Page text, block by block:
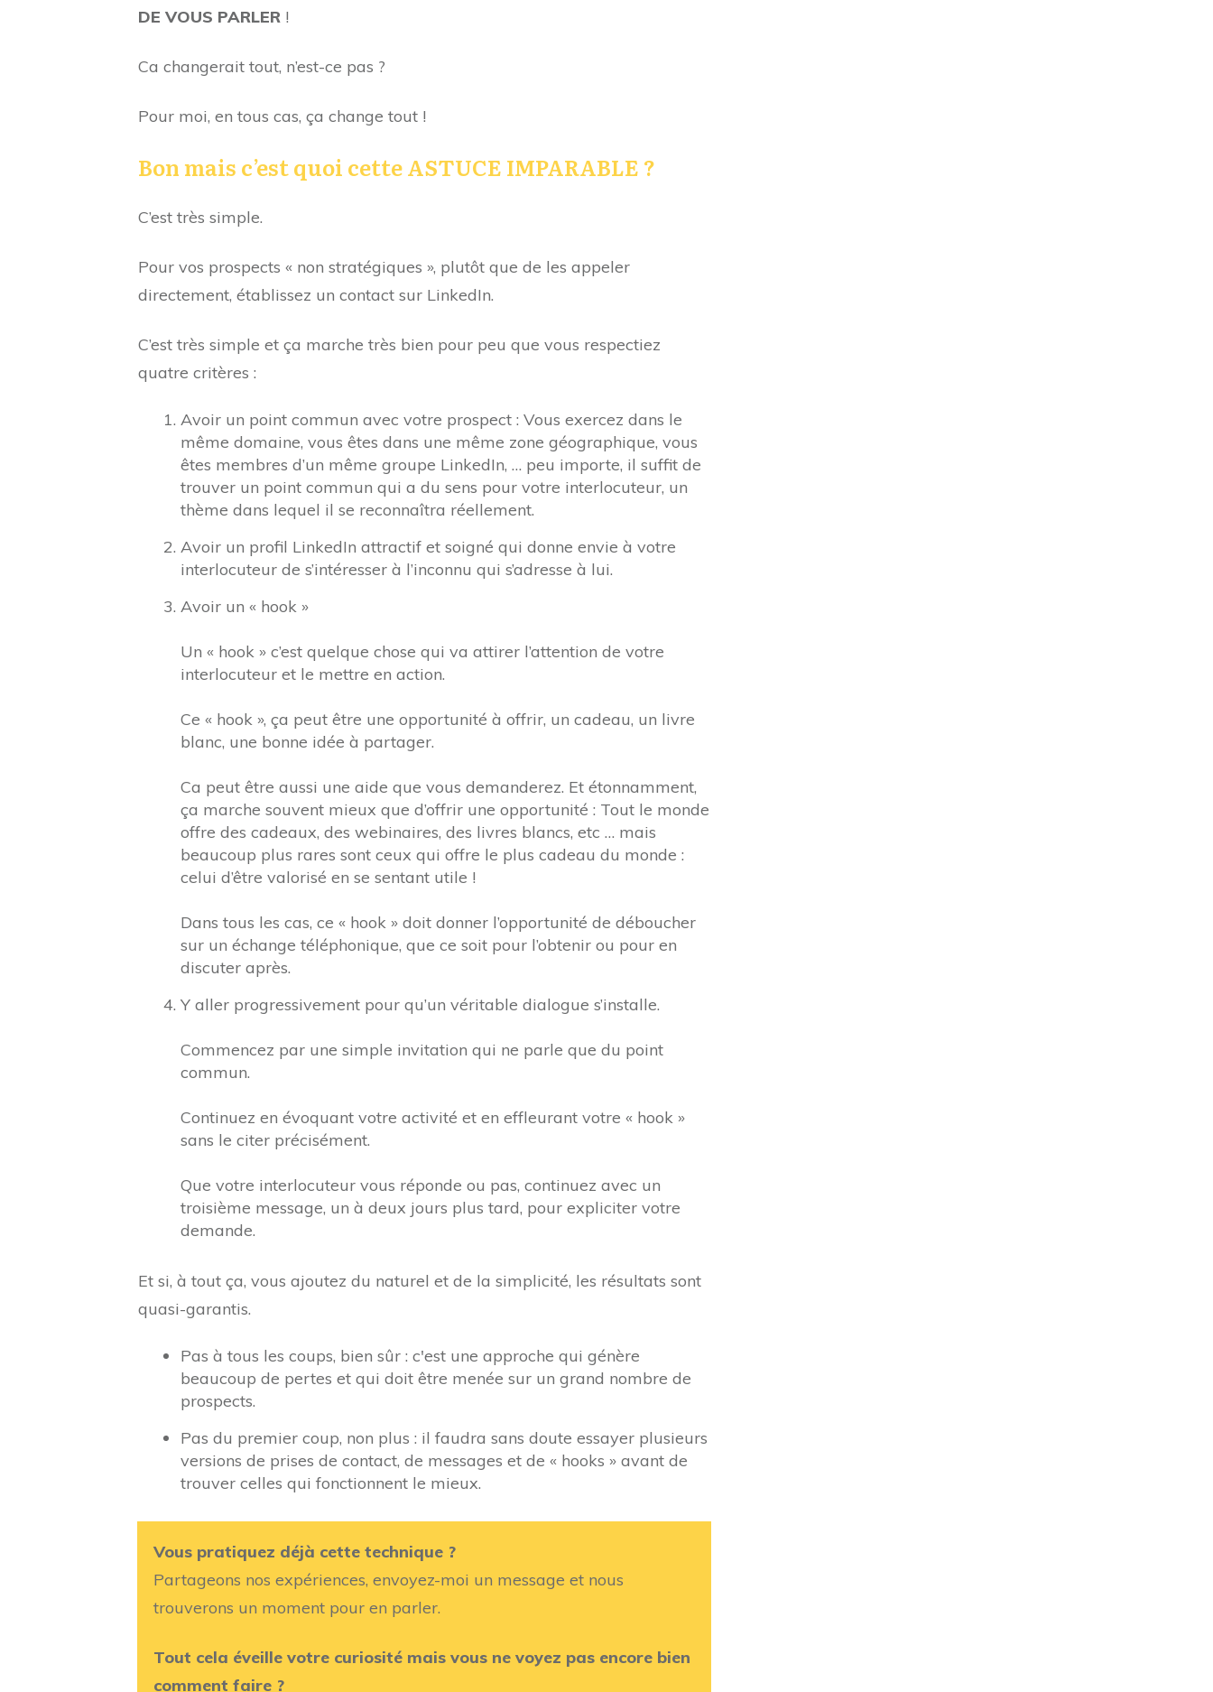
DE VOUS PARLER !
Ca changerait tout, n’est-ce pas ?
Pour moi, en tous cas, ça change tout !
Bon mais c’est quoi cette ASTUCE IMPARABLE ?
C’est très simple.
Pour vos prospects « non stratégiques », plutôt que de les appeler
directement, établissez un contact sur LinkedIn.
C’est très simple et ça marche très bien pour peu que vous respectiez
quatre critères :
Avoir un point commun avec votre prospect : Vous exercez dans le
même domaine, vous êtes dans une même zone géographique, vous
êtes membres d’un même groupe LinkedIn, … peu importe, il suffit de
trouver un point commun qui a du sens pour votre interlocuteur, un
thème dans lequel il se reconnaîtra réellement.
Avoir un profil LinkedIn attractif et soigné qui donne envie à votre
interlocuteur de s’intéresser à l’inconnu qui s’adresse à lui.
Avoir un « hook »
Un « hook » c’est quelque chose qui va attirer l’attention de votre
interlocuteur et le mettre en action.
Ce « hook », ça peut être une opportunité à offrir, un cadeau, un livre
blanc, une bonne idée à partager.
Ca peut être aussi une aide que vous demanderez. Et étonnamment,
ça marche souvent mieux que d’offrir une opportunité : Tout le monde
offre des cadeaux, des webinaires, des livres blancs, etc … mais
beaucoup plus rares sont ceux qui offre le plus cadeau du monde :
celui d’être valorisé en se sentant utile !
Dans tous les cas, ce « hook » doit donner l’opportunité de déboucher
sur un échange téléphonique, que ce soit pour l’obtenir ou pour en
discuter après.
Y aller progressivement pour qu’un véritable dialogue s’installe.
Commencez par une simple invitation qui ne parle que du point
commun.
Continuez en évoquant votre activité et en effleurant votre « hook »
sans le citer précisément.
Que votre interlocuteur vous réponde ou pas, continuez avec un
troisième message, un à deux jours plus tard, pour expliciter votre
demande.
Et si, à tout ça, vous ajoutez du naturel et de la simplicité, les résultats sont
quasi-garantis.
Pas à tous les coups, bien sûr : c'est une approche qui génère
beaucoup de pertes et qui doit être menée sur un grand nombre de
prospects.
Pas du premier coup, non plus : il faudra sans doute essayer plusieurs
versions de prises de contact, de messages et de « hooks » avant de
trouver celles qui fonctionnent le mieux.
Vous pratiquez déjà cette technique ?
Partageons nos expériences, envoyez-moi un message et nous
trouverons un moment pour en parler.
Tout cela éveille votre curiosité mais vous ne voyez pas encore bien
comment faire ?